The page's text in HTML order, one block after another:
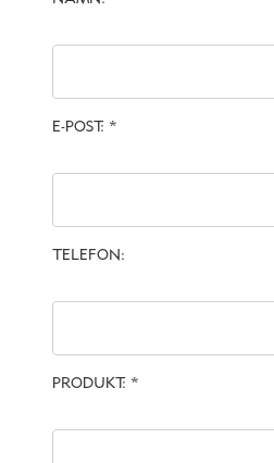
E-POST: *
TELEFON:
PRODUKT: *